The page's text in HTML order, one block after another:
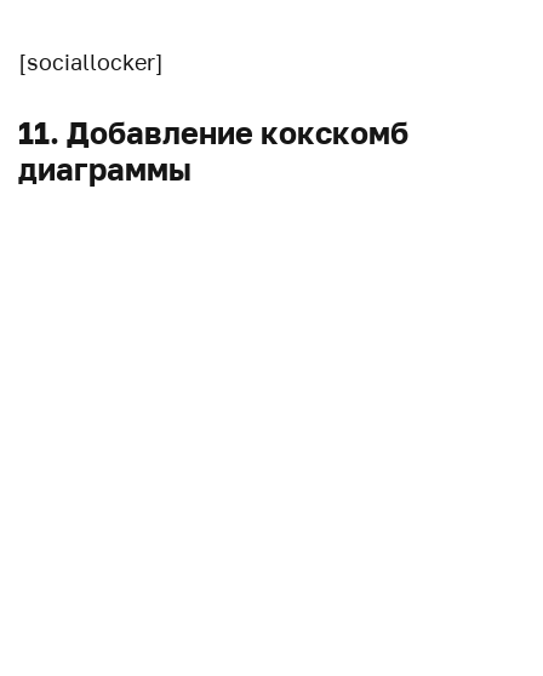
[sociallocker]
11. Добавление кокскомб
диаграммы